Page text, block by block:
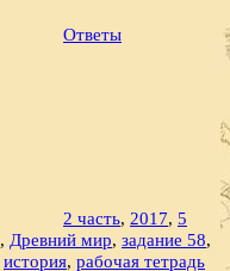
Ответы
2 часть, 2017, 5
, Древний мир, задание 58,
история, рабочая тетрадь